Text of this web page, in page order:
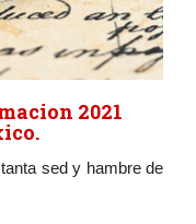
2021
sed y hambre de